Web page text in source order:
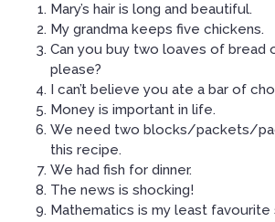
Mary’s hair is long and beautiful.
My grandma keeps five chickens.
Can you buy two loaves of bread
please?
I can’t believe you ate a bar of
Money is important in life.
We need two blocks/packets/
this recipe.
We had fish for dinner.
The news is shocking!
Mathematics is my least